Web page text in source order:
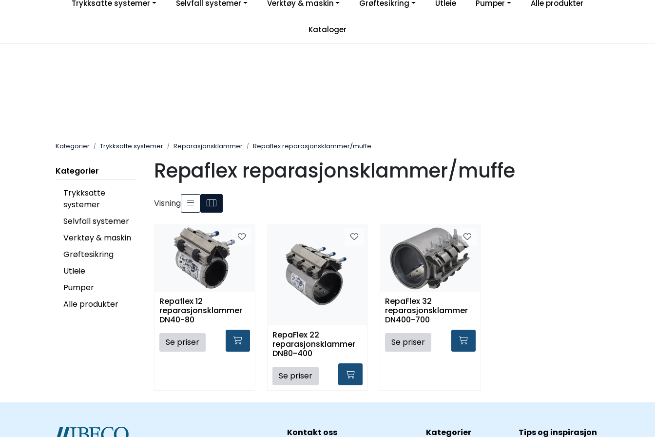
Skip to main content Registrer deg som bruker i vår nettbutikk for full oversikt
Trykksatte systemer Selvfall systemer Verktøy & maskin Grøftesikring Utleie Pumper Alle produkter
Kataloger
Kategorier Trykksatte systemer Reparasjonsklammer Repaflex reparasjonsklammer/muffe
Kategorier
Trykksatte
systemer
Selvfall systemer
Verktøy & maskin
Grøftesikring
Utleie
Pumper
Alle produkter
Repaflex reparasjonsklammer/muffe
Visning
Repaflex 12
reparasjonsklammer
DN40-80
Se priser
RepaFlex 22
reparasjonsklammer
DN80-400
Se priser
RepaFlex 32
reparasjonsklammer
DN400-700
Se priser
Kontakt oss Kategorier Tips og inspirasjon